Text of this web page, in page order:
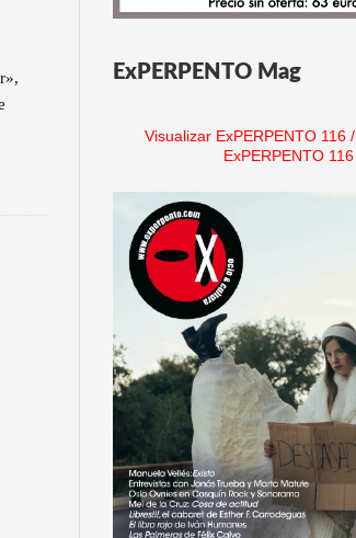
ExPERPENTO Mag
Visualizar ExPERPENTO 116 /
ExPERPENTO 116